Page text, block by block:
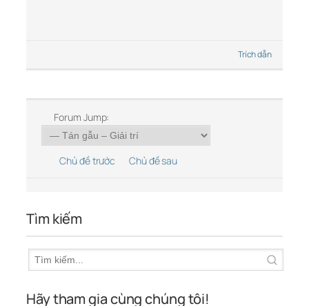
Trích dẫn
Forum Jump:
Chủ đề trước Chủ đề sau
Tìm kiếm
Hãy tham gia cùng chúng tôi!